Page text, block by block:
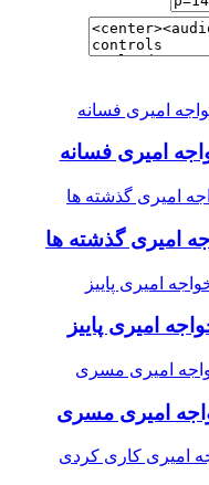
امیری فسانه
امیری گذشته ها
امیری پاییز
امیری مسری